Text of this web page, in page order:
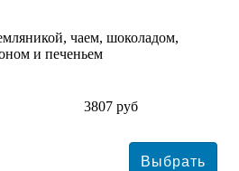
чаем, шоколадом,
и печеньем
3807 руб